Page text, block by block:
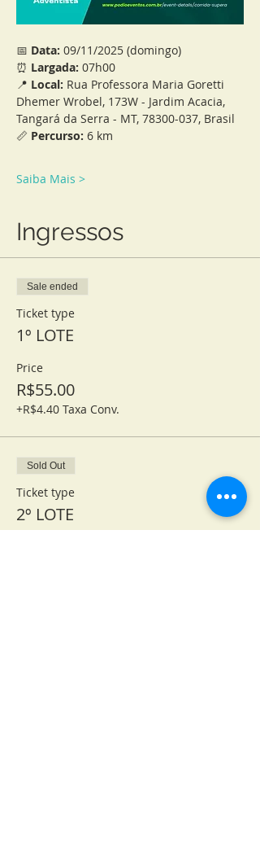
📅 Data: 09/11/2025 (domingo)
⏰ Largada: 07h00
📍 Local: Rua Professora Maria Goretti
Dhemer Wrobel, 173W - Jardim Acacia,
Tangará da Serra - MT, 78300-037, Brasil
📏 Percurso: 6 km
Saiba Mais >
Ingressos
Sale ended
Ticket type
1º LOTE
Price
R$55.00
+R$4.40 Taxa Conv.
Sold Out
Ticket type
2º LOTE